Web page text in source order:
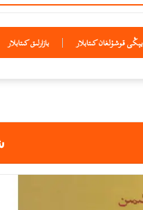
يېڭى قوشۇلغان كىتابلار بازارلىق كىتابلار